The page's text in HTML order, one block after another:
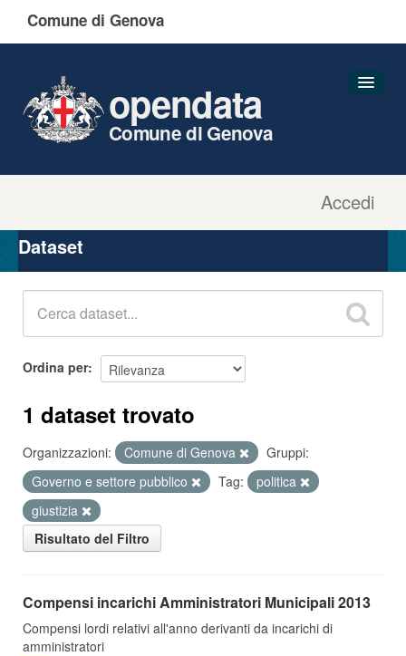
Comune di Genova
Accedi
opendata
Comune di Genova
Organizzazioni
Gruppi
Dataset
Ordina per
1 dataset trovato
Organizzazioni: Comune di Genova
Gruppi:
Governo e settore pubblico
Tag:
politica
giustizia
Risultato del Filtro
Compensi incarichi Amministratori Municipali 2013
Compensi lordi relativi all'anno derivanti da incarichi di
amministratori